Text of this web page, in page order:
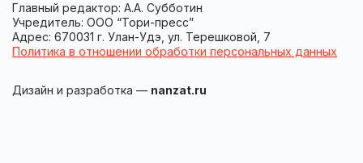
Главный редактор: А.А. Субботин
Учредитель: ООО “Тори-пресс”
Адрес: 670031 г. Улан-Удэ, ул. Терешковой, 7
Политика в отношении обработки персональных данных
Дизайн и разработка — nanzat.ru